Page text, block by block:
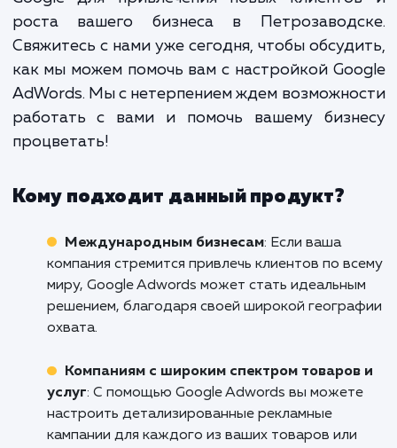
сложный процесс, который
глубоких знаний и опыта. Мы,
профессиональное
агентство, обладаем
навыками и опытом, чтобы помочь
для роста вашего бизнеса.
Не упустите возможность использовать
роста вашего бизнеса в
Свяжитесь с нами уже сегодня, чтобы
как мы можем помочь вам с настройкой